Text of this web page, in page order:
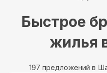
Быстрое
жилья
197 предложений в